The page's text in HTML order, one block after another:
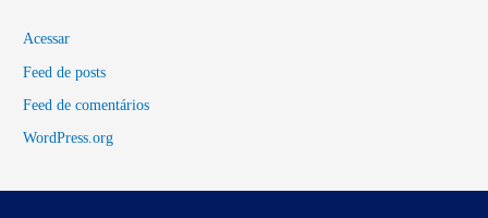
Acessar
Feed de posts
Feed de comentários
WordPress.org